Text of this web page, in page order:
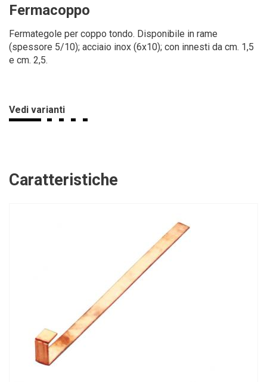
Fermacoppo
Fermategole per coppo tondo. Disponibile in rame
(spessore 5/10); acciaio inox (6x10); con innesti da cm. 1,5
e cm. 2,5.
Vedi varianti
Caratteristiche